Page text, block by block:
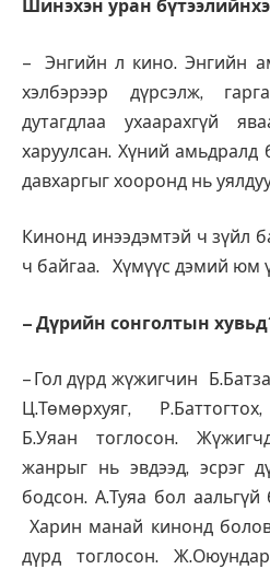
Шинэхэн уран
– Энгийн л кино. Энгийн
хэлбэрээр дүрсэлж,
дутагдлаа ухаарахгүй
харуулсан. Хүний
давхаргыг хооронд нь
Кинонд инээдэмтэй ч зүйл
ч байгаа. Хүмүүс дэмий юм
– Дүрийн сонголтын
– Гол дүрд жүжигчин
Ц.Төмөрхуяг,
Б.Уяан тоглосон.
жанрыг нь эвдээд, эсрэг
бодсон. А.Туяа бол аальгүй
Харин манай кинонд
дүрд тоглосон.